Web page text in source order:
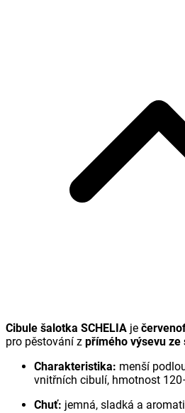
Cibule šalotka SCHELIA je
pro pěstování z přímého výsevu ze
Charakteristika: menší
vnitřních cibulí, hmotnost
Chuť: jemná, sladká a